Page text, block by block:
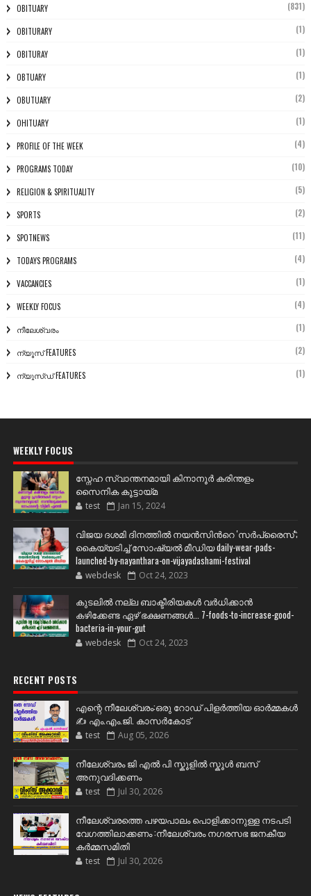
OBITUARY (831)
OBITURARY (1)
OBITURAY (1)
OBTUARY (1)
OBUTUARY (2)
OHITUARY (1)
PROFILE OF THE WEEK (4)
PROGRAMS TODAY (10)
RELIGION & SPIRITUALITY (5)
SPORTS (2)
SPOTNEWS (11)
TODAYS PROGRAMS (4)
VACCANCIES (1)
WEEKLY FOCUS (4)
നീലേശ്വരം (1)
ന്യൂസ് FEATURES (2)
ന്യൂസ്ഡ് FEATURES (1)
WEEKLY FOCUS
സ്നേഹ സ്വാന്തനമായി കിനാനൂർ കരിന്തളം
സൈനിക കൂട്ടായ്മ
test Jan 15, 2024
വിജയ ദശമി ദിനത്തില്‍ നയന്‍സിന്‍റെ 'സര്‍പ്രൈസ്';
കൈയ്യടിച്ച് സോഷ്യല്‍ മീഡിയ daily-wear-pads-
launched-by-nayanthara-on-vijayadashami-festival
webdesk Oct 24, 2023
കുടലിൽ നല്ല ബാക്ടീരിയകൾ വര്‍ധിക്കാന്‍
കഴിക്കേണ്ട ഏഴ് ഭക്ഷണങ്ങള്‍... 7-foods-to-increase-good-
bacteria-in-your-gut
webdesk Oct 24, 2023
RECENT POSTS
എന്റെ നീലേശ്വരം:ഒരു റോഡ് പിളർത്തിയ ഓർമ്മകൾ
✍️ എം.എം.ജി. കാസർകോട്
test Aug 05, 2026
നീലേശ്വരം ജി എൽ പി സ്കൂളിൽ സ്കൂൾ ബസ്
അനുവദിക്കണം
test Jul 30, 2026
നീലേശ്വരത്തെ പഴയപാലം പൊളിക്കാനുള്ള നടപടി
വേഗത്തിലാക്കണം :നീലേശ്വരം നഗരസഭ ജനകീയ
കർമ്മസമിതി
test Jul 30, 2026